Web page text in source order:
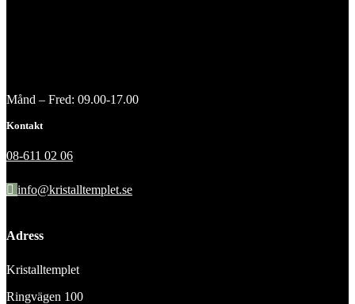
Månd – Fred: 09.00-17.00
Kontakt
08-611 02 06
info@kristalltemplet.se
Adress
Kristalltemplet
Ringvägen 100